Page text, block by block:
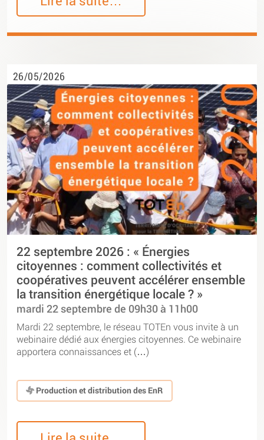
26/05/2026
22 septembre 2026 : « Énergies
citoyennes : comment collectivités et
coopératives peuvent accélérer ensemble
la transition énergétique locale ? »
mardi 22 septembre de 09h30 à 11h00
Mardi 22 septembre, le réseau TOTEn vous invite à un
webinaire dédié aux énergies citoyennes. Ce webinaire
apportera connaissances et (…)
Production et distribution des EnR